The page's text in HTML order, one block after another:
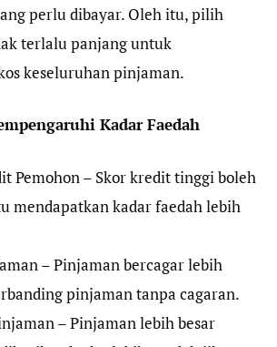
perlu dibayar. Oleh itu, pilih
terlalu panjang untuk
keseluruhan pinjaman.
Kadar Faedah
Pemohon – Skor kredit tinggi boleh
mendapatkan kadar faedah lebih
– Pinjaman bercagar lebih
pinjaman tanpa cagaran.
– Pinjaman lebih besar